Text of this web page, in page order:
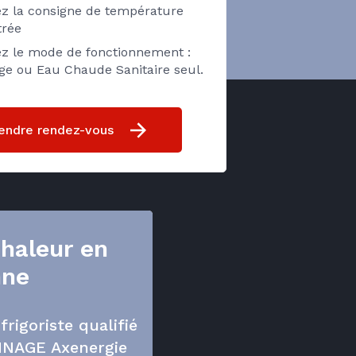
la consigne de température
le mode de fonctionnement :
ou Eau Chaude Sanitaire seul.
rendez-vous
en
qualifié
Axenergie